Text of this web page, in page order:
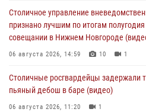
Столичное управление
признано лучшим по итогам
совещании в Нижнем Новгороде
06 августа 2026, 14:59 10 1
Столичные росгвардейцы задержали
пьяный дебош в баре (видео)
06 августа 2026, 11:20 1